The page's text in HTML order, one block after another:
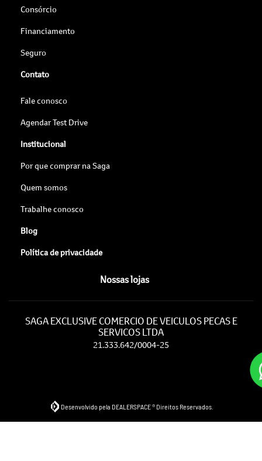
Consórcio
Financiamento
Seguro
Contato
Fale conosco
Agendar Test Drive
Institucional
Por que comprar na Saga
Quem somos
Trabalhe conosco
Blog
Política de privacidade
Nossas lojas
SAGA EXCLUSIVE COMERCIO DE VEICULOS PECAS E
SERVICOS LTDA
21.333.642/0004-25
Desenvolvido pela DEALERSPACE ® Direitos Reservados.